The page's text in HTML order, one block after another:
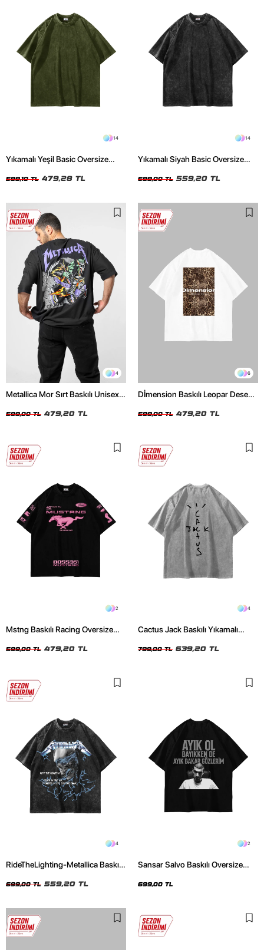
14
Yıkamalı Yeşil Basic Oversize
599,10 TL 479,28 TL
14
Yıkamalı Siyah Basic Oversize
699,00 TL 559,20 TL
4
Metallica Mor Sırt Baskılı Unisex
599,00 TL 479,20 TL
6
Dİmension Baskılı Leopar Desenli
Tshirt
599,00 TL 479,20 TL
2
Mstng Baskılı Racing Oversize
599,00 TL 479,20 TL
4
Cactus Jack Baskılı Yıkamalı
799,00 TL 639,20 TL
4
RideTheLighting-Metallica Baskılı
Tshirt
699,00 TL 559,20 TL
2
Sansar Salvo Baskılı Oversize
699,00 TL